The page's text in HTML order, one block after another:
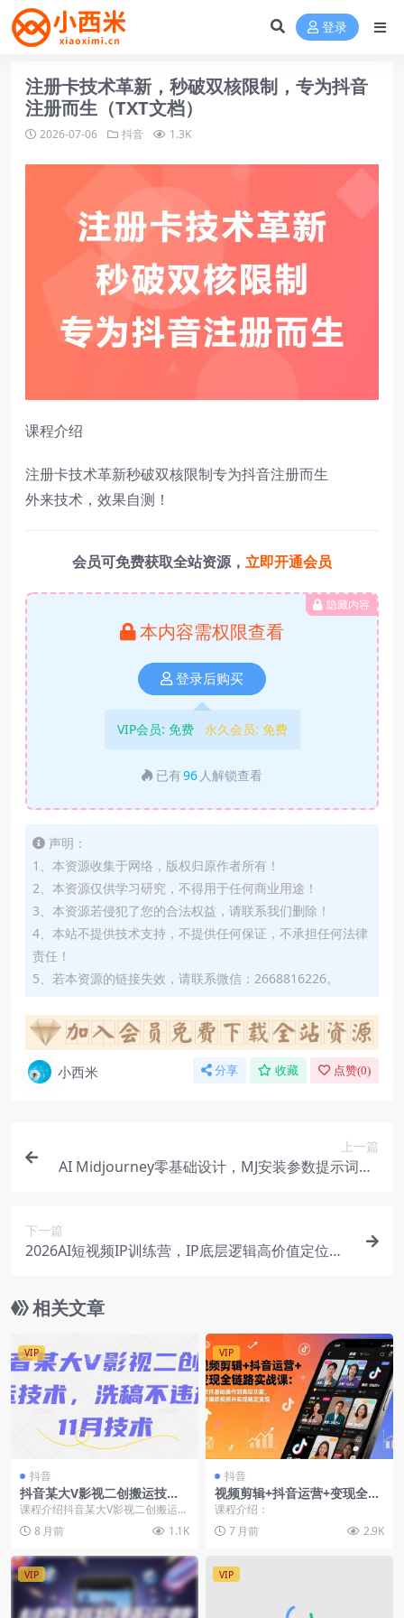
登录
注册卡技术革新，秒破双核限制，专为抖音
注册而生（TXT文档）
2026-07-06 抖音 1.3K
课程介绍
注册卡技术革新秒破双核限制专为抖音注册而生
外来技术，效果自测！
会员可免费获取全站资源， 立即开通会员
隐藏内容
本内容需权限查看
登录后购买
VIP会员: 免费 永久会员: 免费
已有96 人解锁查看
声明：
1、本资源收集于网络，版权归原作者所有！
2、本资源仅供学习研究，不得用于任何商业用途！
3、本资源若侵犯了您的合法权益，请联系我们删除！
4、本站不提供技术支持，不提供任何保证，不承担任何法律
责任！
5、若本资源的链接失效，请联系微信：2668816226。
小西米 分享 收藏 点赞(0)
上一篇
AI Midjourney零基础设计，MJ安装参数提示词niji
下一篇
2026AI短视频IP训练营，IP底层逻辑高价值定位素
相关文章
VIP
抖音
抖音某大V影视二创搬运技
术，洗稿不违规，11月技术
课程介绍抖音某大V影视二创搬运技
术，洗稿不违规，11月技术 会员可
免...8 月前 1.1K
VIP
抖音
视频剪辑+抖音运营+变现全链
路实战课：从软件基础操作到
高级功能，制作爆款视频并实
现稳定变现
课程介绍：
7 月前
2.9K
VIP VIP